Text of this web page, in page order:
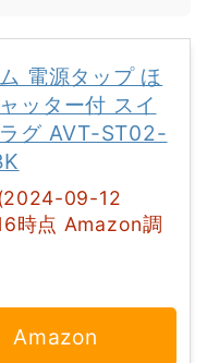
電源タップ ほ
ッター付 スイ
グ AVT-ST02-
09-12
時点 Amazon調
Amazon